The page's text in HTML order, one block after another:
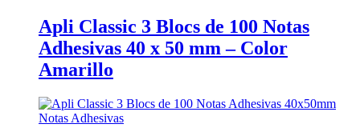
Apli Classic 3 Blocs de 100 Notas
Adhesivas 40 x 50 mm – Color
Amarillo
Notas Adhesivas